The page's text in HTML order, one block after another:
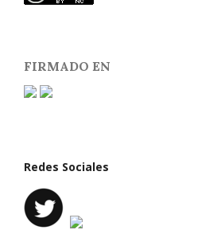
FIRMADO EN
Redes Sociales